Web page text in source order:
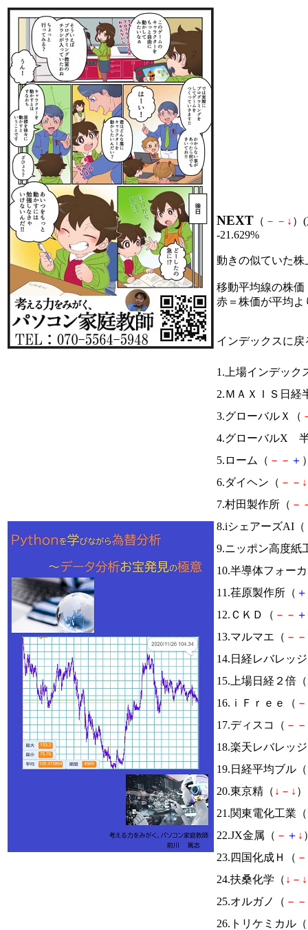
NEXT （ － － ↓ ）
-21.629%
動きの似ていた
移動平均線の株価
赤＝株価が平均
インデックスに戻
1.上場インデック
2.ＭＡＸＩＳ日経
3.グローバルＸ（
4.グローバルX
5.ローム（ － － ＋
6.ダイヘン（ － － ↓
7.村田製作所（ －
8.iシェアーズAI（
9.ニッポン高度紙
10.半導体フォー
11.荏原製作所（ ＋
12.ＣＫＤ（ － － ＋
13.マルマエ（ － －
14.日経レバレッ
15.上場日経２倍（
16.ｉＦｒｅｅ（ －
17.ディスコ（ － －
18.楽天レバレッ
19.日経平均ブル（
20.東京精（ ↓ － ↓
21.関東電化工業（
22.JX金属（ － ＋ ↓
23.四国化成Ｈ（ －
24.扶桑化学（ ↓ － ↓
25.オルガノ（ － －
26.トリケミカル（